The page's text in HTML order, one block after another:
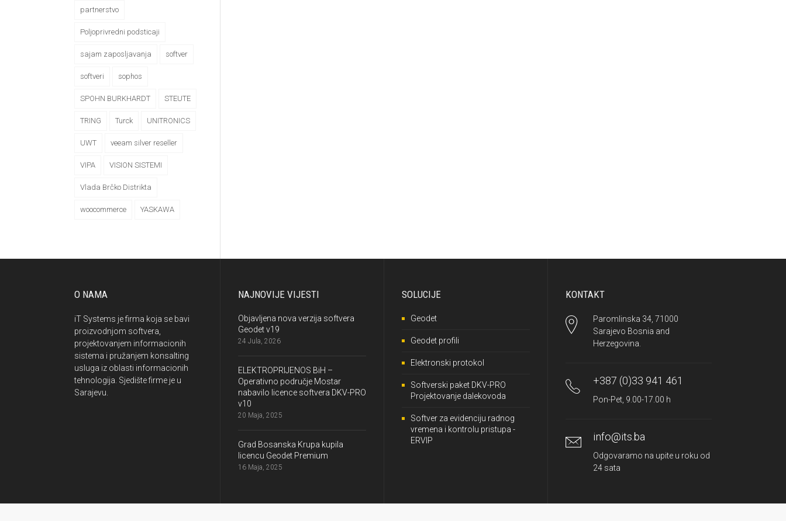
partnerstvo
Poljoprivredni podsticaji
sajam zaposljavanja softver
softveri sophos
SPOHN BURKHARDT STEUTE
TRING Turck UNITRONICS
UWT veeam silver reseller
VIPA VISION SISTEMI
Vlada Brčko Distrikta
woocommerce YASKAWA
O NAMA
iT Systems je firma koja se bavi
proizvodnjom softvera,
projektovanjem informacionih
sistema i pružanjem konsalting
usluga iz oblasti informacionih
tehnologija. Sjedište firme je u
Sarajevu.
NAJNOVIJE VIJESTI
Objavljena nova verzija softvera
Geodet v19
24 Jula, 2026
ELEKTROPRIJENOS BiH –
Operativno područje Mostar
nabavilo licence softvera DKV-PRO
v10
20 Maja, 2025
Grad Bosanska Krupa kupila
licencu Geodet Premium
16 Maja, 2025
SOLUCIJE
Geodet
Geodet profili
Elektronski protokol
Softverski paket DKV-PRO
Projektovanje dalekovoda
Softver za evidenciju radnog
vremena i kontrolu pristupa -
ERVIP
KONTAKT
Paromlinska 34, 71000
Sarajevo Bosnia and
Herzegovina.
+387 (0)33 941 461
Pon-Pet, 9.00-17.00 h
info@its.ba
Odgovaramo na upite u roku od
24 sata